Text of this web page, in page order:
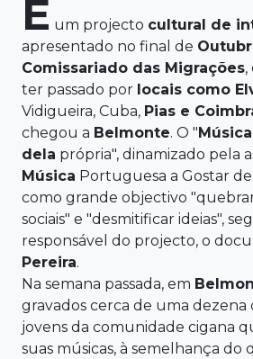
É um projecto cultural de
apresentado no final de
Comissariado das Migrações,
ter passado por locais como
Vidigueira, Cuba, Pias e
chegou a Belmonte. O "Música
dela própria", dinamizado pela
Música Portuguesa a Gostar
como grande objectivo
sociais" e "desmitificar ideias",
responsável do projecto, o
Pereira.
Na semana passada, em
gravados cerca de uma dezena
jovens da comunidade cigana
suas músicas, à semelhança do